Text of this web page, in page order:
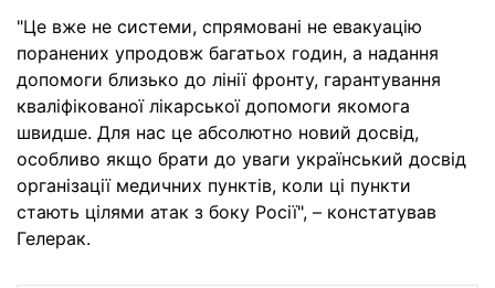
"Це вже не системи, спрямовані не евакуацію
поранених упродовж багатьох годин, а надання
допомоги близько до лінії фронту, гарантування
кваліфікованої лікарської допомоги якомога
швидше. Для нас це абсолютно новий досвід,
особливо якщо брати до уваги український досвід
організації медичних пунктів, коли ці пункти
стають цілями атак з боку Росії", – констатував
Гелерак.